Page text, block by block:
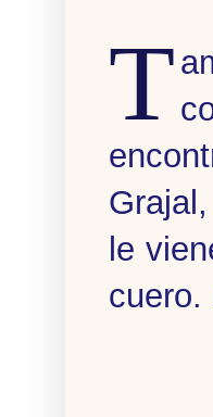
T
le
cuero.